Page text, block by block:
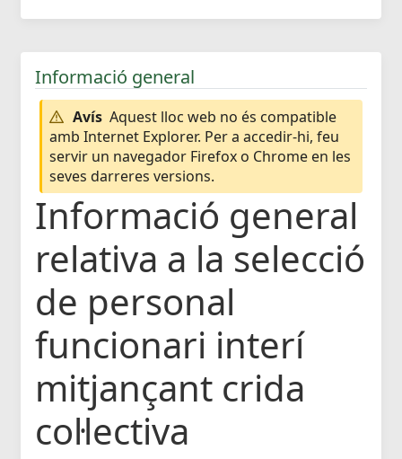
Informació general
Avís Aquest lloc web no és compatible
amb Internet Explorer. Per a accedir-hi, feu
servir un navegador Firefox o Chrome en les
seves darreres versions.
Informació general
relativa a la selecció
de personal
funcionari interí
mitjançant crida
col·lectiva